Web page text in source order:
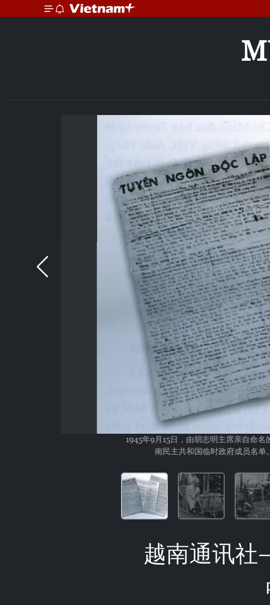
1945年9月15日，由胡志明主席亲自命
南民主共和国临时政府成员名
越南通讯